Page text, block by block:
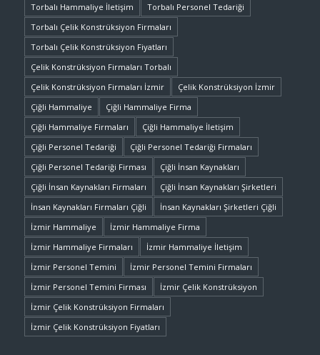
Torbalı Hammaliye İletişim
Torbalı Personel Tedariği
Torbalı Çelik Konstrüksiyon Firmaları
Torbalı Çelik Konstrüksiyon Fiyatları
Çelik Konstrüksiyon Firmaları Torbalı
Çelik Konstrüksiyon Firmaları İzmir
Çelik Konstrüksiyon İzmir
Çiğli Hammaliye
Çiğli Hammaliye Firma
Çiğli Hammaliye Firmaları
Çiğli Hammaliye İletişim
Çiğli Personel Tedariği
Çiğli Personel Tedariği Firmaları
Çiğli Personel Tedariği Firması
Çiğli İnsan Kaynakları
Çiğli İnsan Kaynakları Firmaları
Çiğli İnsan Kaynakları Şirketleri
İnsan Kaynakları Firmaları Çiğli
İnsan Kaynakları Şirketleri Çiğli
İzmir Hammaliye
İzmir Hammaliye Firma
İzmir Hammaliye Firmaları
İzmir Hammaliye İletişim
İzmir Personel Temini
İzmir Personel Temini Firmaları
İzmir Personel Temini Firması
İzmir Çelik Konstrüksiyon
İzmir Çelik Konstrüksiyon Firmaları
İzmir Çelik Konstrüksiyon Fiyatları